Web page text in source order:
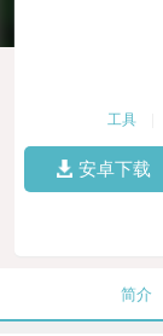
工具
安卓下载
简介